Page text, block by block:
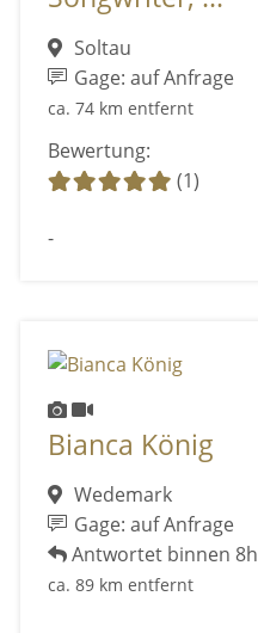
Soltau
Gage: auf Anfrage
ca. 74 km entfernt
Bewertung:
(1)
-
Bianca König
Wedemark
Gage: auf Anfrage
Antwortet binnen 8h
ca. 89 km entfernt